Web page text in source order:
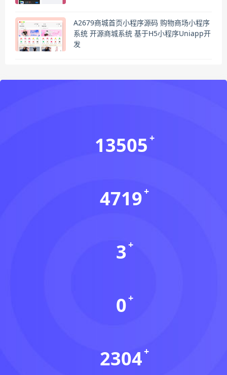
A2679商城首页小程序源码 购物商场小程序
系统 开源商城系统 基于H5小程序Uniapp开
发
13505
4719
3
0
2304